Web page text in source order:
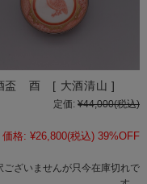
盃 酉 [ 大酒清山 ]
定価: ¥44,000(税込)
価格: ¥26,800(税込) 39%OFF
ございませんが只今在庫切れで